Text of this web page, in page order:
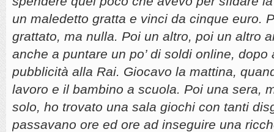
un maledetto gratta e vinci da cinque euro.
grattato, ma nulla. Poi un altro, poi un altro
anche a puntare un po’ di soldi online, dopo
pubblicità alla Rai. Giocavo la mattina,
lavoro e il bambino a scuola. Poi una sera,
solo, ho trovato una sala giochi con tanti
passavano ore ed ore ad inseguire una